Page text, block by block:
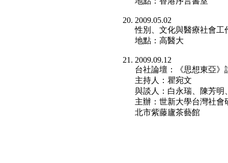
2009.05.02
性別、文化與醫療社會工
地點：高醫大
2009.09.12
台社論壇：《思想東亞》
主持人：瞿宛文
與談人：白永瑞、陳芳明
主辦：世新大學台灣社
北市紫藤廬茶藝館